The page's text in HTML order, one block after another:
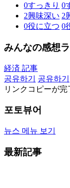
0すっきり 0
2興味深い 2
0役に立つ 0
みんなの感想
経済 記事
공유하기
공유하기
リンクコピーが完
포토뷰어
뉴스 메뉴 보기
最新記事